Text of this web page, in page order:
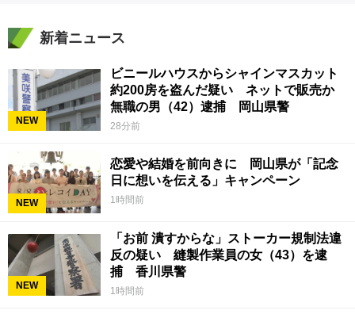
新着ニュース
NEW
ビニールハウスからシャインマスカット
約200房を盗んだ疑い ネットで販売か
無職の男（42）逮捕 岡山県警
28分前
NEW
恋愛や結婚を前向きに 岡山県が「記念
日に想いを伝える」キャンペーン
1時間前
NEW
「お前 潰すからな」ストーカー規制法違
反の疑い 縫製作業員の女（43）を逮
捕 香川県警
1時間前